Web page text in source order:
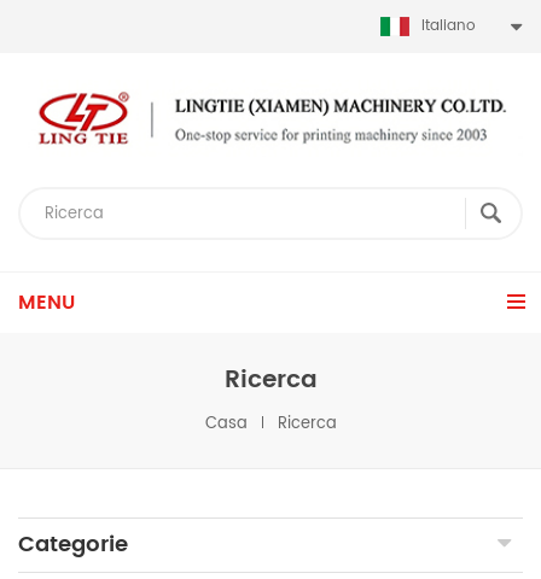
Italiano
MENU
Ricerca
Casa Ricerca
Categorie